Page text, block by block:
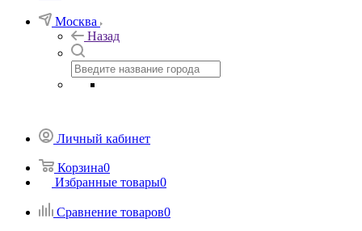
Москва
Назад
Личный кабинет
Корзина0
Избранные товары0
Сравнение товаров0